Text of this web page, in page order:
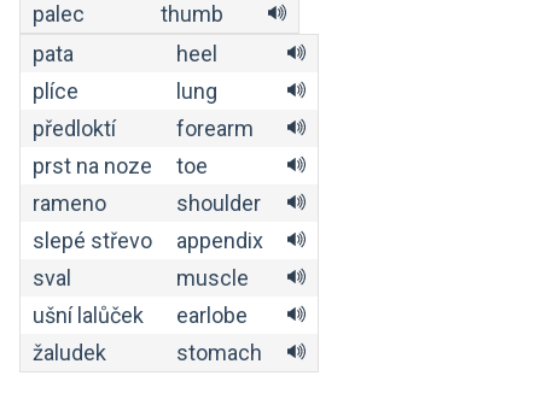
palec
thumb
pata
heel
plíce
lung
předloktí
forearm
prst na noze
toe
rameno
shoulder
slepé střevo
appendix
sval
muscle
ušní lalůček
earlobe
žaludek
stomach